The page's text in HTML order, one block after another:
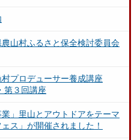
山村ふるさと保全検討委員会
プロデューサー養成講座
第３回講座
業」里山とアウトドアをテーマ
ス」が開催されました！